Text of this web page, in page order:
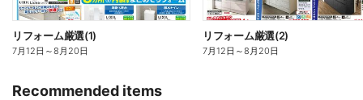
リフォーム厳選(1)
7月12日 ～8月20日
リフォーム厳選(2)
7月12日 ～8月20日
Recommended items